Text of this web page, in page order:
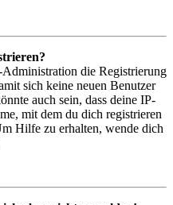
die Registrierung
sich keine neuen Benutzer
auch sein, dass deine IP-
mit dem du dich registrieren
Hilfe zu erhalten, wende dich